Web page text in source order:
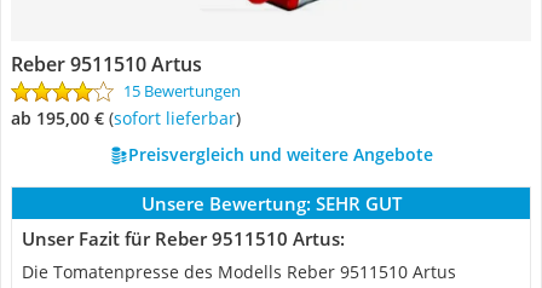
Reber 9511510 Artus
15 Bewertungen
ab 195,00 € ( Sofort lieferbar)
Preisvergleich und weitere Angebote
Unsere Bewertung: SEHR GUT
Unser Fazit für Reber 9511510 Artus:
Die Tomatenpresse des Modells Reber 9511510 Artus